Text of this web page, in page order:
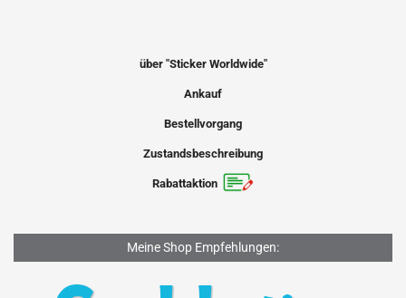
über "Sticker Worldwide"
Ankauf
Bestellvorgang
Zustandsbeschreibung
Rabattaktion
Meine Shop Empfehlungen: